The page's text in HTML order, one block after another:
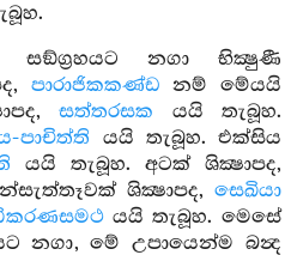
සඞ්ග්‍රහයට නගා භික්‍ෂුණී
පාරාජිකකණ්ඩ නම් මේයයි
සත්තරසක යයි තැබූහ.
පාචිත්ති යයි තැබූහ. එක්සිය
යයි තැබූහ. අටක් ශික්‍ෂාපද,
ශික්‍ෂාපද, සෙඛියා
යයි තැබූහ. මෙසේ
නගා, මේ උපායෙන්ම බන්‍ද